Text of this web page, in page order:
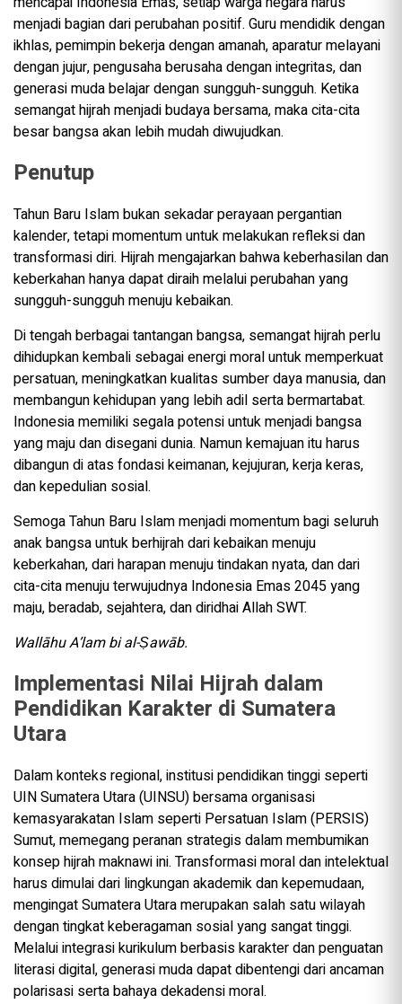
menjadi bagian dari perubahan positif. Guru mendidik dengan
ikhlas, pemimpin bekerja dengan amanah, aparatur melayani
dengan jujur, pengusaha berusaha dengan integritas, dan
generasi muda belajar dengan sungguh-sungguh. Ketika
semangat hijrah menjadi budaya bersama, maka cita-cita
besar bangsa akan lebih mudah diwujudkan.
Penutup
Tahun Baru Islam bukan sekadar perayaan pergantian
kalender, tetapi momentum untuk melakukan refleksi dan
transformasi diri. Hijrah mengajarkan bahwa keberhasilan dan
keberkahan hanya dapat diraih melalui perubahan yang
sungguh-sungguh menuju kebaikan.
Di tengah berbagai tantangan bangsa, semangat hijrah perlu
dihidupkan kembali sebagai energi moral untuk memperkuat
persatuan, meningkatkan kualitas sumber daya manusia, dan
membangun kehidupan yang lebih adil serta bermartabat.
Indonesia memiliki segala potensi untuk menjadi bangsa
yang maju dan disegani dunia. Namun kemajuan itu harus
dibangun di atas fondasi keimanan, kejujuran, kerja keras,
dan kepedulian sosial.
Semoga Tahun Baru Islam menjadi momentum bagi seluruh
anak bangsa untuk berhijrah dari kebaikan menuju
keberkahan, dari harapan menuju tindakan nyata, dan dari
cita-cita menuju terwujudnya Indonesia Emas 2045 yang
maju, beradab, sejahtera, dan diridhai Allah SWT.
Wallāhu A’lam bi al-Ṣawāb.
Implementasi Nilai Hijrah dalam
Pendidikan Karakter di Sumatera
Utara
Dalam konteks regional, institusi pendidikan tinggi seperti
UIN Sumatera Utara (UINSU) bersama organisasi
kemasyarakatan Islam seperti Persatuan Islam (PERSIS)
Sumut, memegang peranan strategis dalam membumikan
konsep hijrah maknawi ini. Transformasi moral dan intelektual
harus dimulai dari lingkungan akademik dan kepemudaan,
mengingat Sumatera Utara merupakan salah satu wilayah
dengan tingkat keberagaman sosial yang sangat tinggi.
Melalui integrasi kurikulum berbasis karakter dan penguatan
literasi digital, generasi muda dapat dibentengi dari ancaman
polarisasi serta bahaya dekadensi moral.